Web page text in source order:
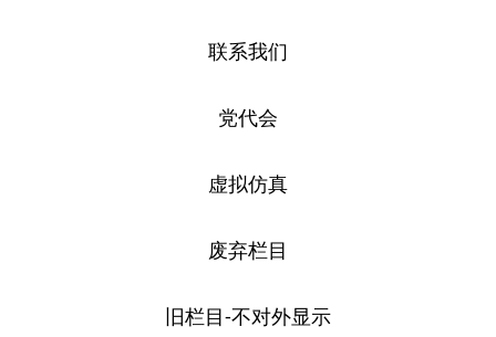
联系我们
党代会
虚拟仿真
废弃栏目
旧栏目-不对外显示